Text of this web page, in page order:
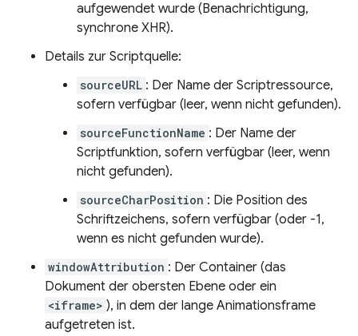
aufgewendet wurde (Benachrichtigung,
synchrone XHR).
Details zur Scriptquelle:
sourceURL : Der Name der Scriptressource,
sofern verfügbar (leer, wenn nicht gefunden).
sourceFunctionName : Der Name der
Scriptfunktion, sofern verfügbar (leer, wenn
nicht gefunden).
sourceCharPosition : Die Position des
Schriftzeichens, sofern verfügbar (oder -1,
wenn es nicht gefunden wurde).
windowAttribution : Der Container (das
Dokument der obersten Ebene oder ein
<iframe> ), in dem der lange Animationsframe
aufgetreten ist.